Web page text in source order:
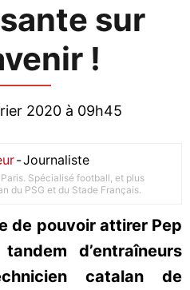
sur
!
2020 à 09h45
-Journaliste
Spécialisé football, et plus
du PSG et du Stade Français.
de pouvoir attirer Pep
d’entraîneurs
catalan de